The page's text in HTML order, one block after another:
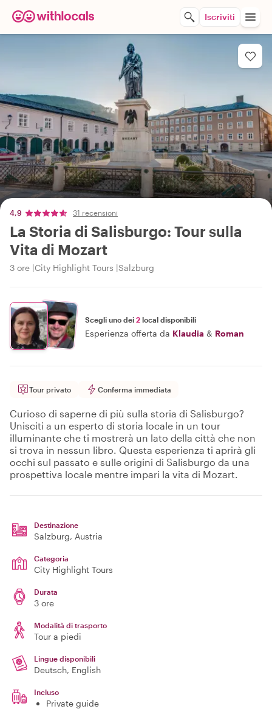
Iscriviti
4,9 31 recensioni
La Storia di Salisburgo: Tour sulla
Vita di Mozart
3 ore City Highlight Tours Salzburg
Scegli uno dei 2 local disponibili
Esperienza offerta da Klaudia & Roman
Tour privato Conferma immediata
Curioso di saperne di più sulla storia di Salisburgo?
Unisciti a un esperto di storia locale in un tour
illuminante che ti mostrerà un lato della città che non
si trova in nessun libro. Questa esperienza ti aprirà gli
occhi sul passato e sulle origini di Salisburgo da una
prospettiva locale mentre impari la vita di Mozart.
Destinazione
Salzburg, Austria
Categoria
City Highlight Tours
Durata
3 ore
Modalità di trasporto
Tour a piedi
Lingue disponibili
Deutsch, English
Incluso
Private guide